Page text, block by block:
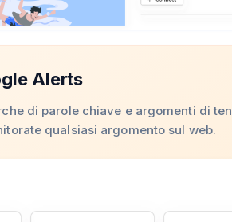
Alerts
di parole chiave e argomenti di
qualsiasi argomento sul web.